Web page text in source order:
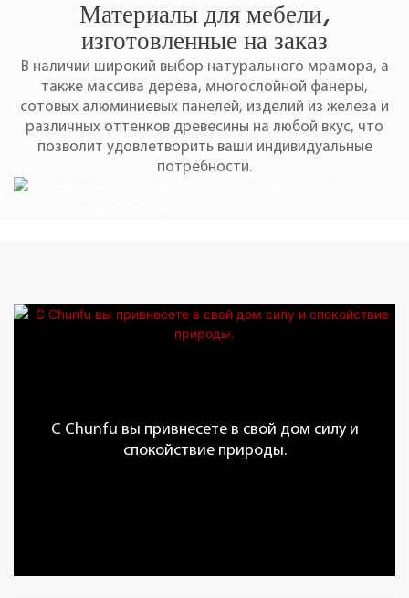
Материалы для мебели,
изготовленные на заказ
В наличии широкий выбор натурального мрамора, а
также массива дерева, многослойной фанеры,
сотовых алюминиевых панелей, изделий из железа и
различных оттенков древесины на любой вкус, что
позволит удовлетворить ваши индивидуальные
потребности.
С Chunfu вы привнесете в свой дом силу и
спокойствие природы.